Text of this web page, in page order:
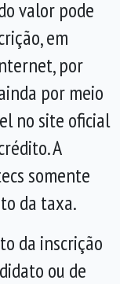
valor pode
em
por
por meio
no site oficial
A
somente
da taxa.
da inscrição
ou de